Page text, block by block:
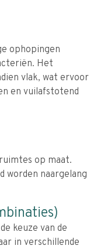
ophopingen
Het
vlak, wat ervoor
en vuilafstotend
op maat.
worden naargelang
keuze van de
in verschillende